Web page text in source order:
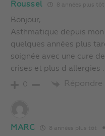
Roussel 8 années plus tôt
Bonjour,
Asthmatique depuis
quelques années plus
soignée avec une cure
crises et plus d allergies .
0 Répondre
MARC 8 années plus tôt